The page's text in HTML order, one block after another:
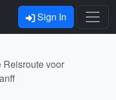
Sign In
Reisroute voor